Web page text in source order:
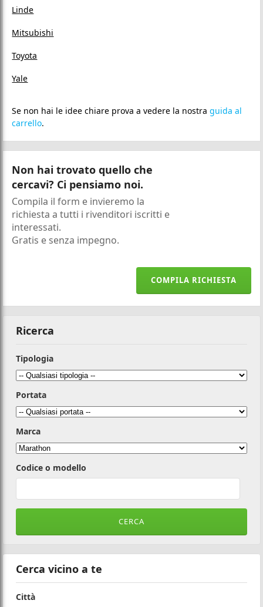
Linde
Mitsubishi
Toyota
Yale
Se non hai le idee chiare prova a vedere la nostraguida al
carrello.
Non hai trovato quello che
cercavi? Ci pensiamo noi.
Compila il form e invieremo la
richiesta a tutti i rivenditori iscritti e
interessati.
Gratis e senza impegno.
COMPILA RICHIESTA
Ricerca
Tipologia
Portata
Marca
Codice o modello
Cerca vicino a te
Città